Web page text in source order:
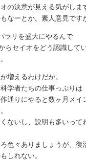
の決意が見える気がしま
なーとか。素人意見です
ラリを盛大にやるんで
らセイオをどう認識して
増えるわけだが。
学者たちの仕事っぷりは
通りにやると数ヶ月メイ
ないし、説明も多いって
色々ありましょうが、復
しれない。